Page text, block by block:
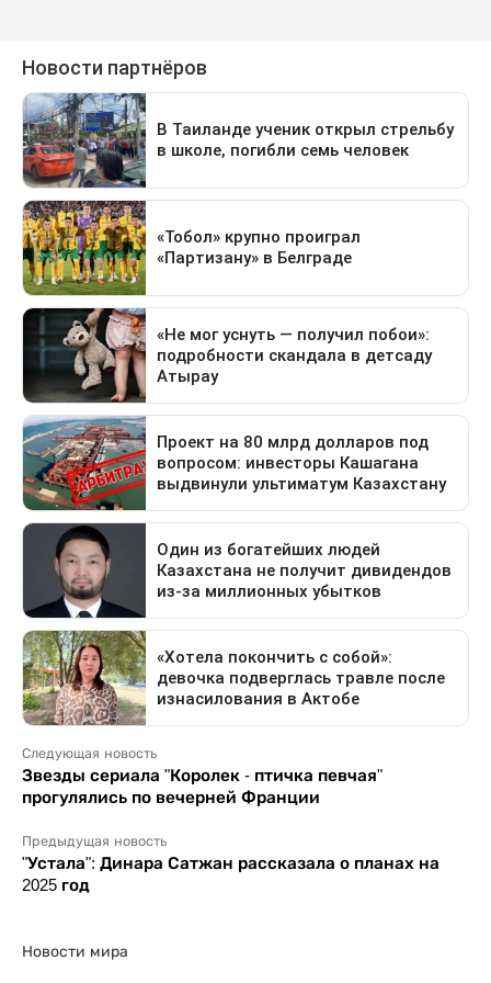
Следующая новость
Звезды сериала "Королек - птичка певчая"
прогулялись по вечерней Франции
Предыдущая новость
"Устала": Динара Сатжан рассказала о планах на
2025 год
Новости мира